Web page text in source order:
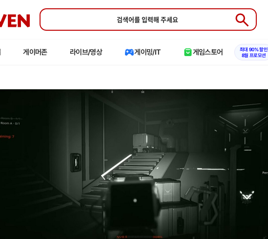
Submit
게이머존 라이브/영상 게이밍/IT 게임스토어
최대 90% 할인
8월 프로모션